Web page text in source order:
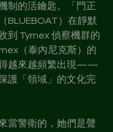
制的活鑰匙。「門正
BLUEBOAT）在靜默
到 Tyrnex 偵察機群的
（泰內尼克斯）的
越來越頻繁出現——
護「領域」的文化完
當警衛的，她們是聲